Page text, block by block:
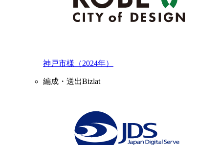
神戸市様（2024年）
編成・送出Bizlat